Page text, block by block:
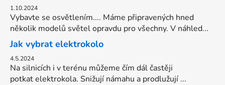
1.10.2024
Vybavte se osvětlením.... Máme připravených hned
několik modelů světel opravdu pro všechny. V náhled...
Jak vybrat elektrokolo
4.5.2024
Na silnicích i v terénu můžeme čím dál častěji
potkat elektrokola. Snižují námahu a prodlužují ...